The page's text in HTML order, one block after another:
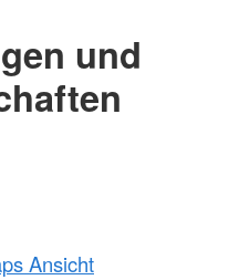
und
Ansicht